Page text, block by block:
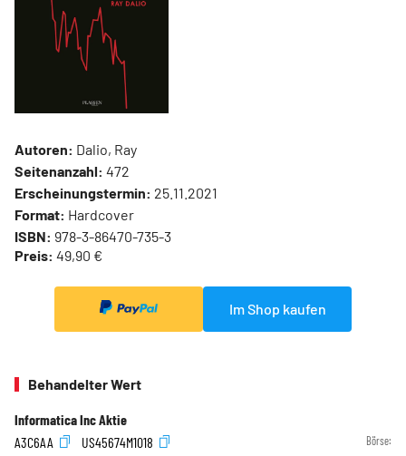
Autoren: Dalio, Ray
Seitenanzahl: 472
Erscheinungstermin: 25.11.2021
Format: Hardcover
ISBN: 978-3-86470-735-3
Preis: 49,90 €
Im Shop kaufen
Behandelter Wert
Informatica Inc Aktie
A3C6AA
US45674M1018 Börse: